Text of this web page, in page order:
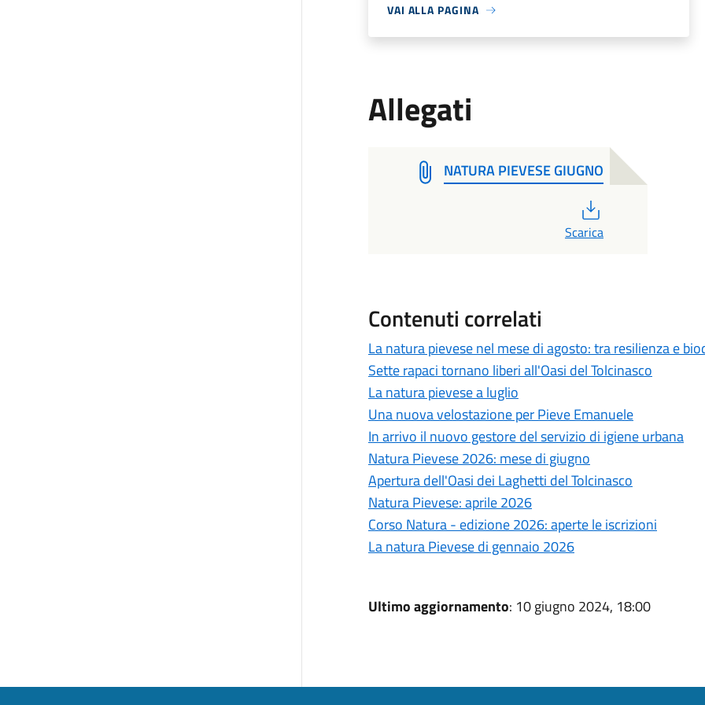
VAI ALLA PAGINA
Allegati
NATURA PIEVESE GIUGNO
Scarica
Contenuti correlati
La natura pievese nel mese di agosto: tra resilienza e
Sette rapaci tornano liberi all'Oasi del Tolcinasco
La natura pievese a luglio
Una nuova velostazione per Pieve Emanuele
In arrivo il nuovo gestore del servizio di igiene urbana
Natura Pievese 2026: mese di giugno
Apertura dell'Oasi dei Laghetti del Tolcinasco
Natura Pievese: aprile 2026
Corso Natura - edizione 2026: aperte le iscrizioni
La natura Pievese di gennaio 2026
Ultimo aggiornamento: 10 giugno 2024, 18:00